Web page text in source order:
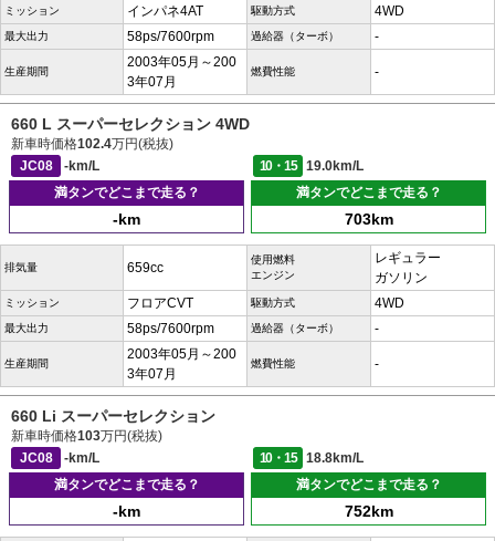
ミッション インパネ4AT 駆動方式 4WD
最大出力 58ps/7600rpm 過給器（ターボ） -
生産期間
2003年05月～200
3年07月
燃費性能 -
660 L スーパーセレクション 4WD
新車時価格102.4万円(税抜)
JC08
-km/L 10・15
19.0km/L
満タンでどこまで走る？
-km
満タンでどこまで走る？
703km
排気量 659cc
使用燃料
エンジン
レギュラー
ガソリン
ミッション フロアCVT 駆動方式 4WD
最大出力 58ps/7600rpm 過給器（ターボ） -
生産期間
2003年05月～200
3年07月
燃費性能 -
660 Li スーパーセレクション
新車時価格103万円(税抜)
JC08
-km/L 10・15
18.8km/L
満タンでどこまで走る？
-km
満タンでどこまで走る？
752km